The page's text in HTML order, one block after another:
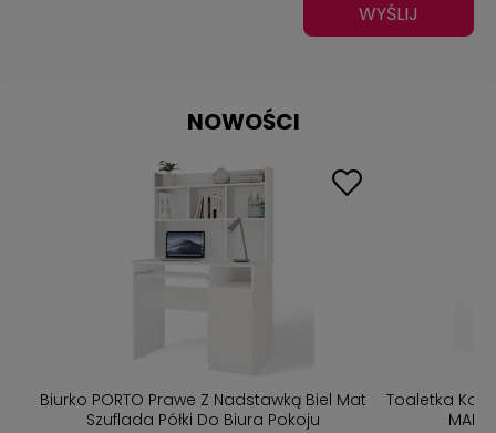
WYŚLIJ
NOWOŚCI
Biurko PORTO Prawe Z Nadstawką Biel Mat
Szuflada Półki Do Biura Pokoju
Toaletka